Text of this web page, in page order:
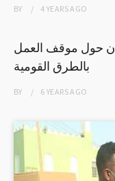
BY 4 YEARSAGO
حول موقف العمل
بالطرق القومية
BY 6 YEARSAGO